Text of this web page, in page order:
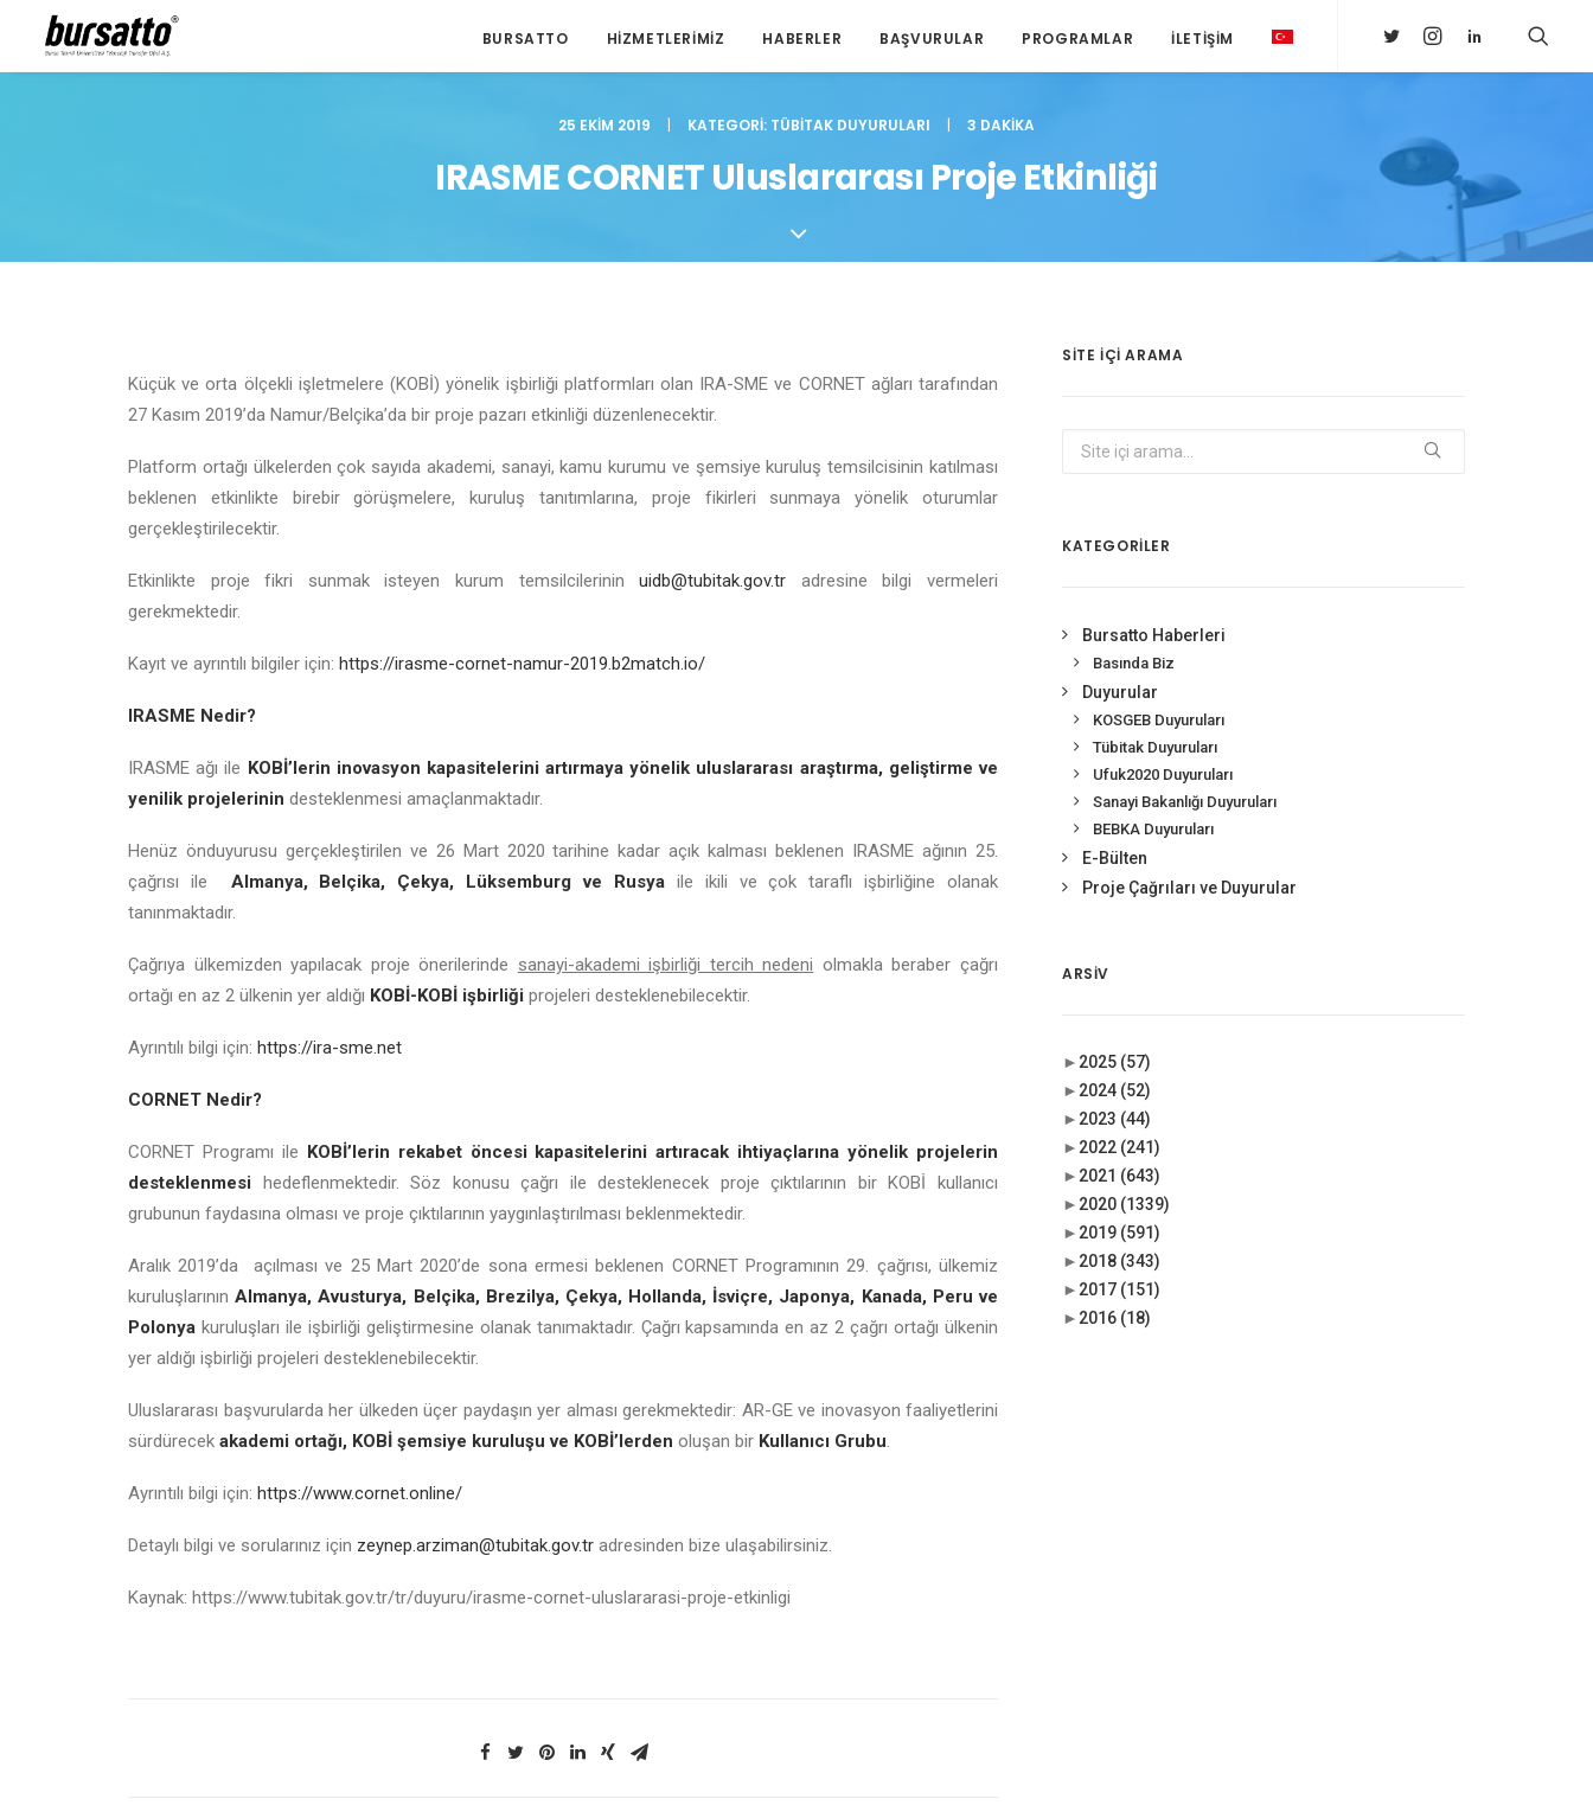
BURSATTO HIZMETLERIMIZ HABERLER BAŞVURULAR PROGRAMLAR İLETIŞIM
25 EKIM 2019 | KATEGORI: TÜBITAK DUYURULARI | 3 DAKIKA
IRASME CORNET Uluslararası Proje Etkinliği
Küçük ve orta ölçekli işletmelere (KOBİ) yönelik işbirliği platformları olan IRA-SME ve CORNET ağları tarafından
27 Kasım 2019’da Namur/Belçika’da bir proje pazarı etkinliği düzenlenecektir.
Platform ortağı ülkelerden çok sayıda akademi, sanayi, kamu kurumu ve şemsiye kuruluş temsilcisinin katılması
beklenen etkinlikte birebir görüşmelere, kuruluş tanıtımlarına, proje fikirleri sunmaya yönelik oturumlar
gerçekleştirilecektir.
Etkinlikte proje fikri sunmak isteyen kurum temsilcilerininuidb@tubitak.gov.tr adresine bilgi vermeleri
gerekmektedir.
Kayıt ve ayrıntılı bilgiler için: https://irasme-cornet-namur-2019.b2match.io/
IRASME Nedir?
IRASME ağı ile KOBİ’lerin inovasyon kapasitelerini artırmaya yönelik uluslararası araştırma, geliştirme ve
yenilik projelerinin desteklenmesi amaçlanmaktadır.
Henüz önduyurusu gerçekleştirilen ve 26 Mart 2020 tarihine kadar açık kalması beklenen IRASME ağının 25.
çağrısı ile Almanya, Belçika, Çekya, Lüksemburg ve Rusyaile ikili ve çok taraflı işbirliğine olanak
tanınmaktadır.
Çağrıya ülkemizden yapılacak proje önerilerinde sanayi-akademi işbirliği tercih nedeni olmakla beraber çağrı
ortağı en az 2 ülkenin yer aldığı KOBİ-KOBİ işbirliği projeleri desteklenebilecektir.
Ayrıntılı bilgi için: https://ira-sme.net
CORNET Nedir?
CORNET Programı ile KOBİ’lerin rekabet öncesi kapasitelerini artıracak ihtiyaçlarına yönelik projelerin
desteklenmesi hedeflenmektedir. Söz konusu çağrı ile desteklenecek proje çıktılarının bir KOBİ kullanıcı
grubunun faydasına olması ve proje çıktılarının yaygınlaştırılması beklenmektedir.
Aralık 2019’da açılması ve 25 Mart 2020’de sona ermesi beklenen CORNET Programının 29. çağrısı, ülkemiz
kuruluşlarınınAlmanya, Avusturya, Belçika, Brezilya, Çekya, Hollanda, İsviçre, Japonya, Kanada, Peru ve
Polonya kuruluşları ile işbirliği geliştirmesine olanak tanımaktadır. Çağrı kapsamında en az 2 çağrı ortağı ülkenin
yer aldığı işbirliği projeleri desteklenebilecektir.
Uluslararası başvurularda her ülkeden üçer paydaşın yer alması gerekmektedir: AR-GE ve inovasyon faaliyetlerini
sürdürecek akademi ortağı, KOBİ şemsiye kuruluşu ve KOBİ’lerden oluşan bir Kullanıcı Grubu.
Ayrıntılı bilgi için: https://www.cornet.online/
Detaylı bilgi ve sorularınız için zeynep.arziman@tubitak.gov.tr adresinden bize ulaşabilirsiniz.
Kaynak: https://www.tubitak.gov.tr/tr/duyuru/irasme-cornet-uluslararasi-proje-etkinligi
SITE IÇI ARAMA
KATEGORİLER
Bursatto Haberleri
Basında Biz
Duyurular
KOSGEB Duyuruları
Tübitak Duyuruları
Ufuk2020 Duyuruları
Sanayi Bakanlığı Duyuruları
BEBKA Duyuruları
E-Bülten
Proje Çağrıları ve Duyurular
ARSIV
► 2025 (57)
► 2024 (52)
► 2023 (44)
► 2022 (241)
► 2021 (643)
► 2020 (1339)
► 2019 (591)
► 2018 (343)
► 2017 (151)
► 2016 (18)